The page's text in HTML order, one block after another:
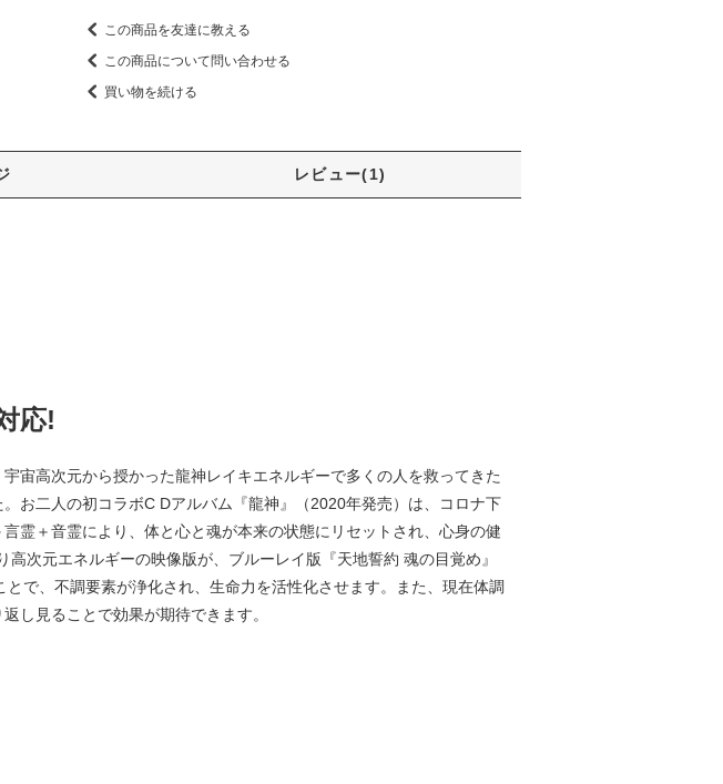
この商品を友達に教える
この商品について問い合わせる
買い物を続ける
レビュー(1)
応!
宙高次元から授かった龍神レイキエネルギーで多くの人を救ってきた
お二人の初コラボC Dアルバム『龍神』（2020年発売）は、コロナ下
霊＋音霊により、体と心と魂が本来の状態にリセットされ、心身の健
次元エネルギーの映像版が、ブルーレイ版『天地誓約 魂の目覚め』
で、不調要素が浄化され、生命力を活性化させます。また、現在体調
し見ることで効果が期待できます。